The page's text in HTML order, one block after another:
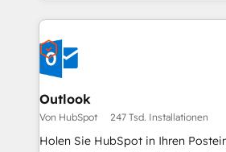
Outlook
Von HubSpot 247 Tsd. Installationen
Holen Sie HubSpot in Ihren